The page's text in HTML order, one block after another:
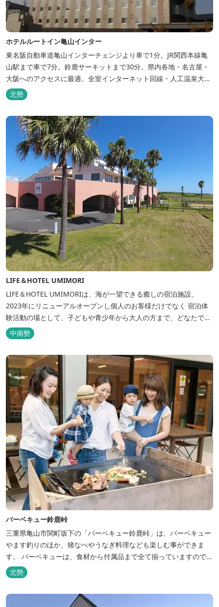
ホテルルートイン亀山インター
東名阪自動車道亀山インターチェンジより車で1分。JR関西本線亀
山駅まで車で7分。鈴鹿サーキットまで30分。県内各地・名古屋・
大阪へのアクセスに最適。全室インターネット回線・人工温泉大浴
場・無料平面駐車場89台完備。
北勢
LIFE＆HOTEL UMIMORI
LIFE＆HOTEL UMIMORIは、海が一望できる癒しの宿泊施設。
2023年にリニューアルオープンし個人のお客様だけでなく 宿泊体
験活動の場として、子どもや青少年から大人の方まで、どなたでも
ご利用いただけます。 ヨットやボート・カヤックをはじめとするマ
リンアクティビティや併設する海の乗馬倶楽部エルカバージョでの
乗馬体験が可能！ 小中学生や団体様向けに海の自然体験教室も開催
しています...
中南勢
バーベキュー鈴鹿峠
三重県亀山市関町坂下の「バーベキュー鈴鹿峠」は、バーベキュー
やます釣りのほか、猪なべやうなぎ料理なども楽しむ事ができま
す。 バーベキューは、食材から付属品まで全て揃っていますので手
ぶらで楽しむ事ができますよ！釣り掘がありますので、釣ったその
場で味わえる「マス釣り」も人気です。 宿泊施設も完備していま
す！ご家族で、友人で、様々なイベントで、ぜひご利用ください。
北勢